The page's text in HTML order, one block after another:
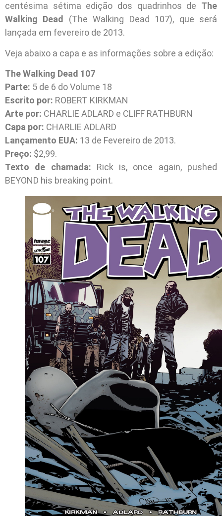
centésima sétima edição dos quadrinhos de The
Walking Dead
(The Walking Dead 107), que será
lançada em fevereiro de 2013.
Veja abaixo a capa e as informações sobre a edição:
The Walking Dead 107
Parte: 5 de 6 do Volume 18
Escrito por: ROBERT KIRKMAN
Arte por: CHARLIE ADLARD e CLIFF RATHBURN
Capa por: CHARLIE ADLARD
Lançamento EUA: 13 de Fevereiro de 2013.
Preço: $2,99.
Texto de chamada: Rick is, once again, pushed
BEYOND his breaking point.